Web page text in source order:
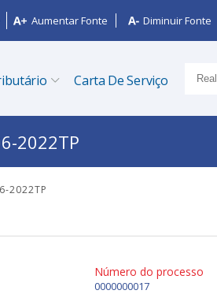
Aumentar Fonte Diminuir Fonte
Carta De Serviço
2022TP
2022TP
Número do processo
0000000017